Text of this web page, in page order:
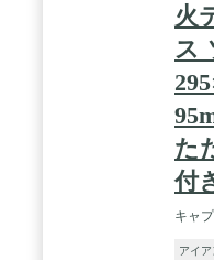
火
ス
た
付
キャ
アイ